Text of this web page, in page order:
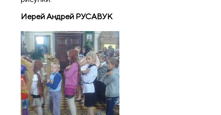
Иерей Андрей РУСАВУК